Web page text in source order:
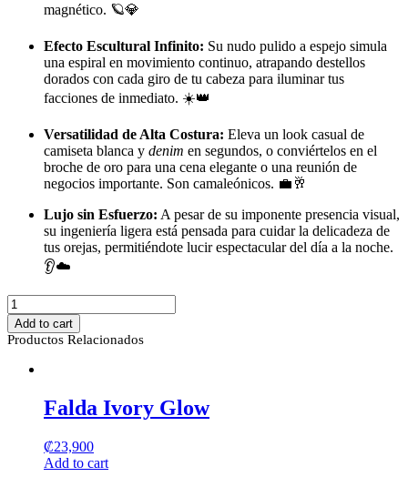
magnético. 🪐💎
Efecto Escultural Infinito: Su nudo pulido a espejo simula
una espiral en movimiento continuo, atrapando destellos
dorados con cada giro de tu cabeza para iluminar tus
facciones de inmediato. ☀️👑
Versatilidad de Alta Costura: Eleva un look casual de
camiseta blanca y denim en segundos, o conviértelos en el
broche de oro para una cena elegante o una reunión de
negocios importante. Son camaleónicos. 💼🥂
Lujo sin Esfuerzo: A pesar de su imponente presencia visual,
su ingeniería ligera está pensada para cuidar la delicadeza de
tus orejas, permitiéndote lucir espectacular del día a la noche.
👂☁️
Aretes
Victoria
quantity
Add to cart
Productos Relacionados
Falda Ivory Glow
₡23,900
Add to cart